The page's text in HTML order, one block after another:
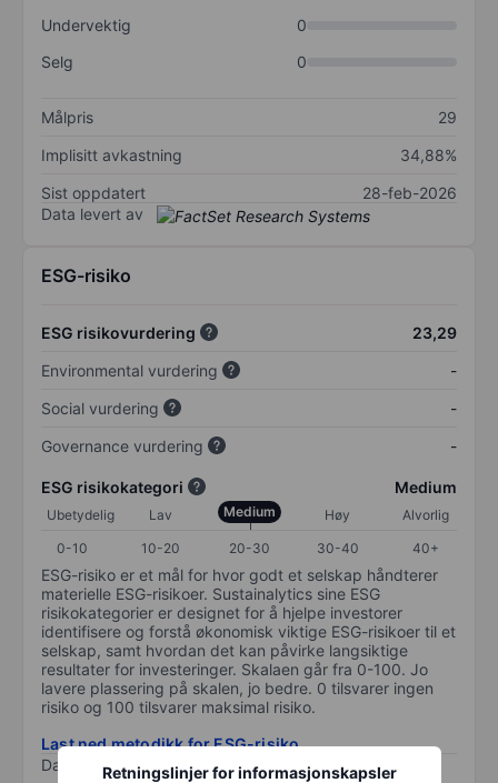
Retningslinjer for informasjonskapsler
Undervektig
0
Selg
0
Målpris
29
Implisitt avkastning
34,88%
Sist oppdatert
28-feb-2026
Data levert av
ESG-risiko
ESG risikovurdering
23,29
Environmental vurdering
-
Social vurdering
-
Governance vurdering
-
ESG risikokategori Medium
Ubetydelig Lav Medium Høy
Alvorlig
0-10
10-20 20-30 30-40 40+
ESG-risiko er et mål for hvor godt et selskap håndterer
materielle ESG-risikoer. Sustainalytics sine ESG
risikokategorier er designet for å hjelpe investorer
identifisere og forstå økonomisk viktige ESG-risikoer til et
selskap, samt hvordan det kan påvirke langsiktige
resultater for investeringer. Skalaen går fra 0-100. Jo
lavere plassering på skalen, jo bedre. 0 tilsvarer ingen
risiko og 100 tilsvarer maksimal risiko.
Last ned metodikk for ESG-risiko
Data levert av